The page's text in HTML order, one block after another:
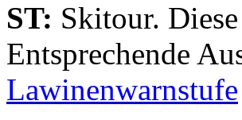
ST: Skitour.
Entsprechende
Lawinenwarnstufe